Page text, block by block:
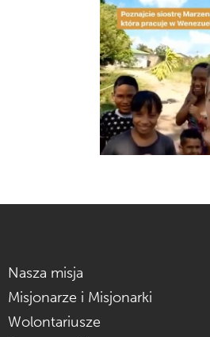
ZOBACZ FILM
Nasza misja
Misjonarze i Misjonarki
Wolontariusze